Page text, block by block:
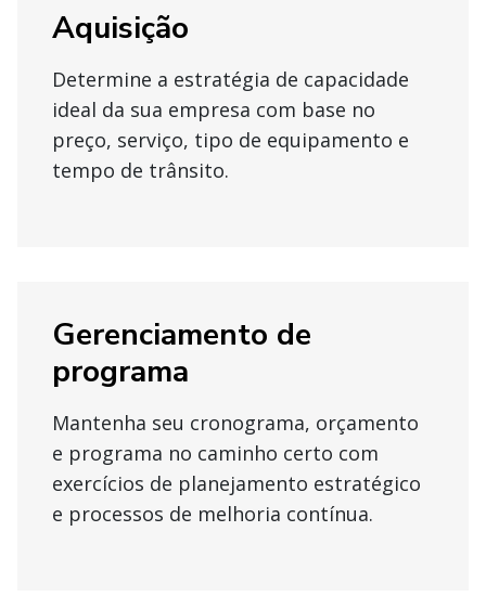
Aquisição
Determine a estratégia de capacidade
ideal da sua empresa com base no
preço, serviço, tipo de equipamento e
tempo de trânsito.
Gerenciamento de
programa
Mantenha seu cronograma, orçamento
e programa no caminho certo com
exercícios de planejamento estratégico
e processos de melhoria contínua.